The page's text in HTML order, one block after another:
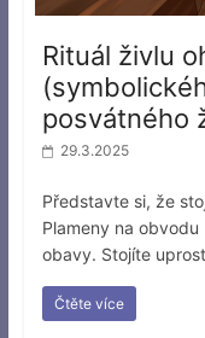
Rituál živlu
posvátného
29.3.2025
Představte si, že
Plameny na
obavy. Stojíte
Čtěte více